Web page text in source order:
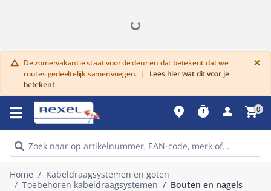
warning De zomervakantie staat voor de deur en dat betekent dat we
routes gedeeltelijk samenvoegen. |
Lees hier wat dit voor je
betekent
×
place timer person shopping_cart0
Home
Kabeldraagsystemen en goten
Toebehoren kabeldraagsystemen
Bouten en nagels